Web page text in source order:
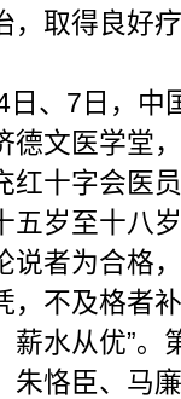
，取得良好
7日，中
德文医学堂
红十字会医
五岁至十八
说者为合格
，不及格者
薪水从优”
朱恪臣、马